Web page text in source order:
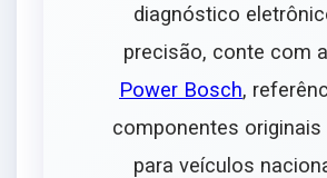
diagnóstico
precisão, conte com a
Power Bosch,
componentes originais
para veículos